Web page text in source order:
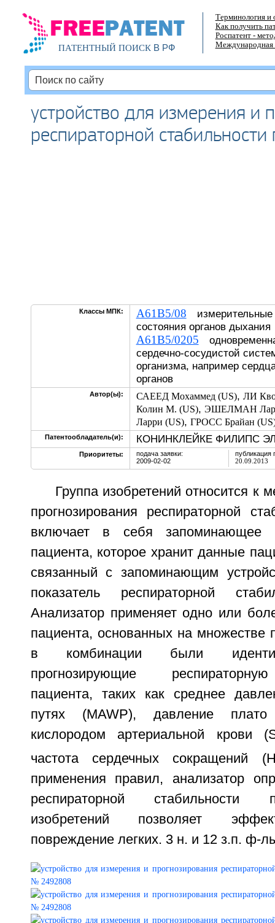
ПАТЕНТНЫЙ ПОИСКВ РФ
Терминология и
Как получить
Роспатент -
Международная
устройство для измерения и
респираторной
Классы МПК: A61B5/08 измерительные
состояния органов дыхания
A61B5/0205
сердечно-сосудистой
организма, например
органов
Автор(ы): САЕЕД Мохаммед (US), ЛИ
Колин М. (US), ЭШЕЛМАН
Ларри (US), ГРОСС Брайан
Патентообладатель(и): КОНИНКЛЕЙКЕ ФИЛИПС
Приоритеты:
подача заявки:
2009-02-02
публикация
20.09.2013
Группа изобретений относится к
прогнозирования респираторной
включает в себя запоминающее
пациента, которое хранит данные
связанный с запоминающим
показатель респираторной
Анализатор применяет одно или
пациента, основанных на множестве
в комбинации были
прогнозирующие
пациента, таких как среднее
путях (MAWP), давление
кислородом артериальной крови
частота сердечных сокращений
применения правил, анализатор
респираторной стабильности
изобретений позволяет
повреждение легких. 3 н. и 12 з.п. ф-